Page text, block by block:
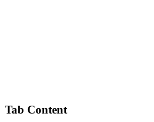
Tab Content